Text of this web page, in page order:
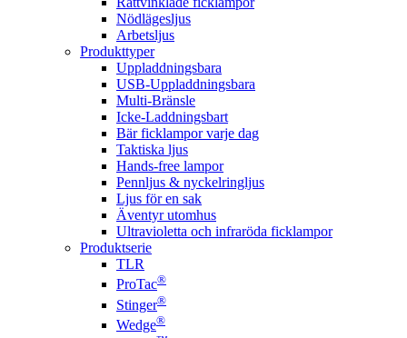
Nödlägesljus
Arbetsljus
Produkttyper
Uppladdningsbara
USB-Uppladdningsbara
Multi-Bränsle
Icke-Laddningsbart
Bär ficklampor varje dag
Taktiska ljus
Hands-free lampor
Pennljus & nyckelringljus
Ljus för en sak
Äventyr utomhus
Ultravioletta och infraröda ficklampor
Produktserie
TLR
ProTac®
Stinger®
Wedge®